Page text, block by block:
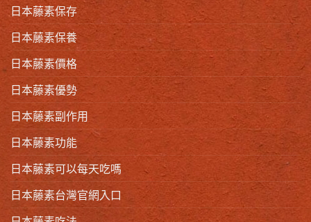
日本藤素保存
日本藤素保養
日本藤素價格
日本藤素優勢
日本藤素副作用
日本藤素功能
日本藤素可以每天吃嗎
日本藤素台灣官網入口